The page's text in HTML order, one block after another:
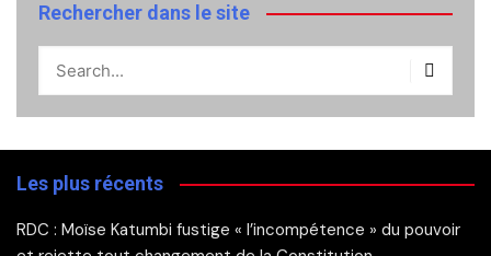
Rechercher dans le site
Les plus récents
RDC : Moïse Katumbi fustige « l’incompétence » du pouvoir